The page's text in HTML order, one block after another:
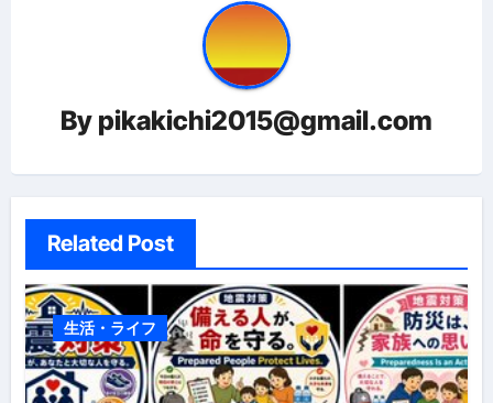
シBy pikakichi2015@gmail.com
Related Post
生活・ライフ